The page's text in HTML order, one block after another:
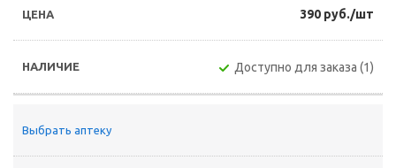
390 руб./шт
Доступно для заказа (1)
Выбрать аптеку